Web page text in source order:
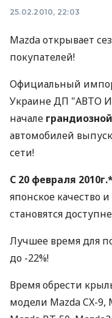
25.02.2010, 22:03
Mazda открывает
покупателей!
Официальный
Украине ДП "АВТО
начале
автомобилей
сети!
С 20 февраля
японское
становятся
Лучшее время для
до -22%!
Время обрести
модели Mazda CX-9,